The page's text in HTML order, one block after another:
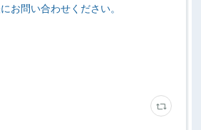
お問い合わせください。